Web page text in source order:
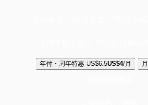
年付・周年特惠 US$6.5US$4/月